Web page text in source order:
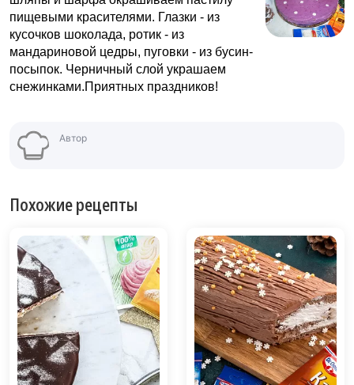
пищевыми красителями. Глазки - из
кусочков шоколада, ротик - из
мандариновой цедры, пуговки - из бусин-
посыпок. Черничный слой украшаем
снежинками.Приятных праздников!
Автор
Похожие рецепты